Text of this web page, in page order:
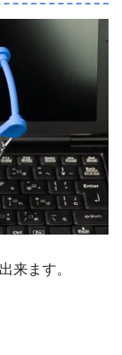
来ます。